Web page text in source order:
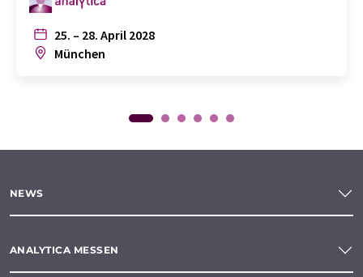
25. – 28. April 2028
München
NEWS
ANALYTICA MESSEN